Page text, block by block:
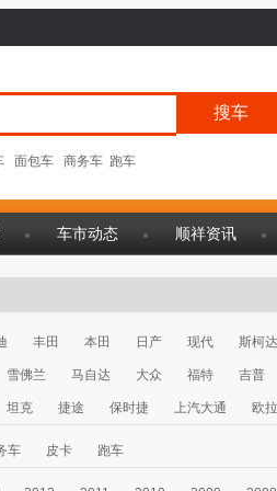
面包车 商务车 跑车
车市动态 顺祥资讯
丰田 本田 日产 现代 斯柯达
雪佛兰 马自达 大众 福特 吉普
坦克 捷途 保时捷 上汽大通 欧拉
车 皮卡 跑车